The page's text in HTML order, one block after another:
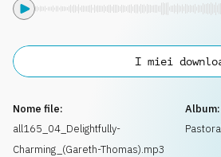
Nome file:
all165_04_Delightfully-
Charming_(Gareth-Thomas).mp3
Album:
I miei